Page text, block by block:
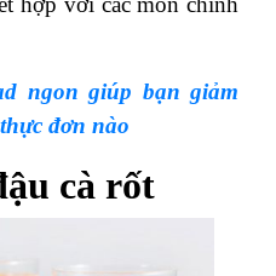
ngon giúp bạn giảm
đơn nào
cà rốt